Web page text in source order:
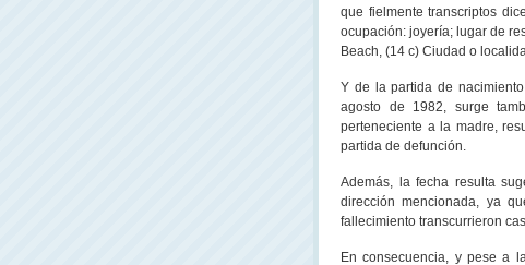
que fielmente transcriptos
ocupación: joyería; lugar de
Beach, (14 c) Ciudad o
Y de la partida de
agosto de 1982, surge
perteneciente a la madre,
partida de defunción.
Además, la fecha resulta
dirección mencionada, ya
fallecimiento transcurrieron
En consecuencia, y pese a